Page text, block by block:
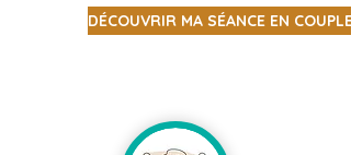
DÉCOUVRIR MA SÉANCE EN COUPLE